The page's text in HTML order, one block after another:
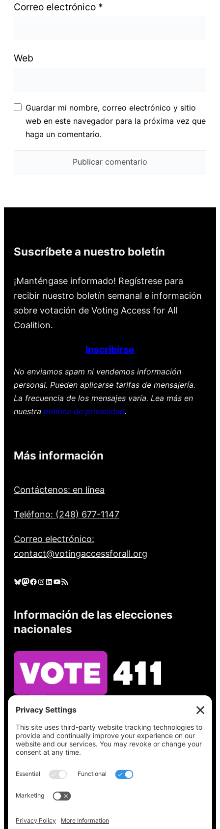
Correo electrónico *
Web
Guardar mi nombre, correo electrónico y sitio
web en este navegador para la próxima vez que
haga un comentario.
Suscríbete a nuestro boletín
¡Manténgase informado! Regístrese para
recibir nuestro boletín semanal e información
sobre votación de Voting Access for All
Coalition.
Inscribirse
No enviamos spam ni vendemos información
personal. Pueden aplicarse tarifas de mensajería.
La frecuencia de los mensajes varía. Lea más en
nuestra política de privacidad.
Más información
Contáctenos: en línea
Teléfono: (248) 677-1147
Correo electrónico:
contact@votingaccessforall.org
Cielo azul Mastodonte Facebook Instagram LinkedIn YouTube Feed RSS
Información de las elecciones
nacionales
Vea lo que hay en su boleta, encuentre su
lugar de votación, verifique el estado de su
registro y obtenga toda la información
electoral que necesita enVote411.org.
Por favor no utilice: